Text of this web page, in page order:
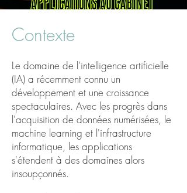
Contexte
Le domaine de l'intelligence artificielle
(IA) a récemment connu un
développement et une croissance
spectaculaires. Avec les progrès dans
l'acquisition de données numérisées, le
machine learning et l'infrastructure
informatique, les applications
s'étendent à des domaines alors
insoupçonnés.